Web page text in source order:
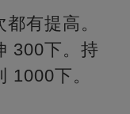
有提高。
300下。持
1000下。